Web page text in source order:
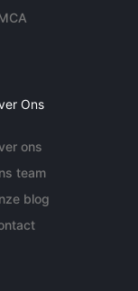
Ons
ons
team
blog